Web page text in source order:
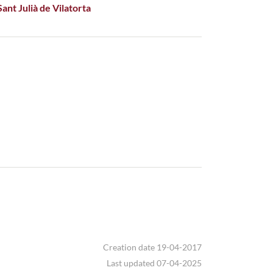
Julià de Vilatorta
Creation date 19-04-2017
Last updated 07-04-2025